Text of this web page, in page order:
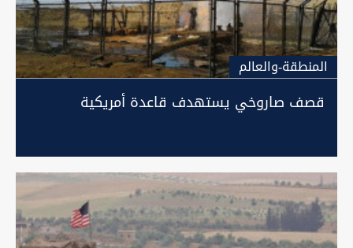
المنطقة-والعالم
قصف صاروخي يستهدف قاعدة أمريكية